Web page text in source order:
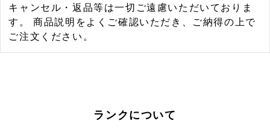
キャンセル・返品等は一切ご遠慮いただいておりま
す。 商品説明をよくご確認いただき、ご納得の上で
ご注文ください。
ランクについて